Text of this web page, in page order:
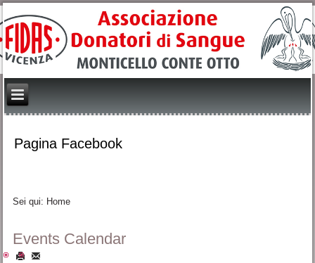
Pagina Facebook
Sei qui: Home
Events Calendar